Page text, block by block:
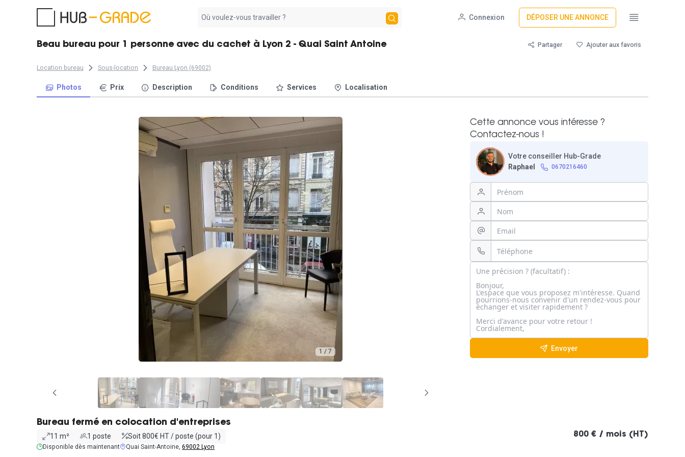
résultat
Connexion DÉPOSER UNE ANNONCE
Beau bureau pour 1 personne avec du cachet à Lyon 2 - Quai Saint Antoine Partager Ajouter aux favoris
Location bureau Sous-location Bureau Lyon (69002)
Photos Prix Description Conditions Services Localisation
1 / 7
Cette annonce vous intéresse ?
Contactez-nous !
Votre conseiller Hub-Grade
Raphael
0670216460
Envoyer
Bureau fermé en colocation d'entreprises
11 m² 1 poste Soit 800€ HT / poste (pour 1)
Disponible dès maintenant Quai Saint-Antoine, 69002 Lyon
800 € / mois (HT)